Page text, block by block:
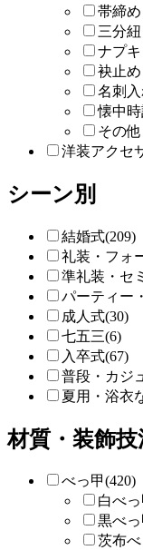
帯締
三分
ナプ
袂止め
名刺
懐中
その他
洋装アクセ
シーン別
結婚式(209)
礼装・フォ
準礼装・セ
パーティー
成人式(30)
七五三(6)
入卒式(67)
普段・カジ
夏用・浴衣
材質・装飾
べっ甲(420)
白べ
黒べっ
茨布